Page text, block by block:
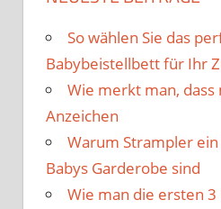
So wählen Sie das
Babybeistellbett für Ihr
Wie merkt man, dass
Anzeichen
Warum Strampler
Babys Garderobe sind
Wie man die ersten